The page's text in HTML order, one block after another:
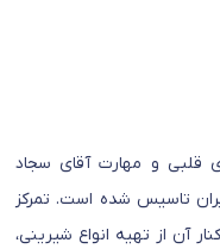
قلبی و مهارت آقای سجاد
تاسیس شده است. تمرکز
آن از تهیه انواع شیرینی،